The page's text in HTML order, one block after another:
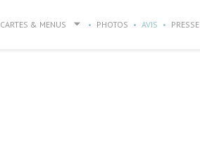
CARTES & MENUS PHOTOS AVIS PRESSE